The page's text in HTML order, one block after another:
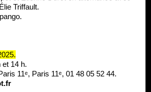
Triffault.
et 14 h.
11ᵉ, Paris 11ᵉ, 01 48 05 52 44.